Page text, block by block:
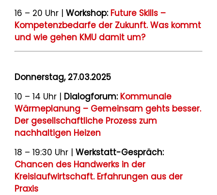
16 – 20 Uhr | Workshop: Future Skills –
Kompetenzbedarfe der Zukunft. Was kommt
und wie gehen KMU damit um?
Donnerstag, 27.03.2025
10 – 14 Uhr | Dialogforum: Kommunale
Wärmeplanung – Gemeinsam gehts besser.
Der gesellschaftliche Prozess zum
nachhaltigen Heizen
18 – 19:30 Uhr | Werkstatt-Gespräch:
Chancen des Handwerks in der
Kreislaufwirtschaft. Erfahrungen aus der
Praxis